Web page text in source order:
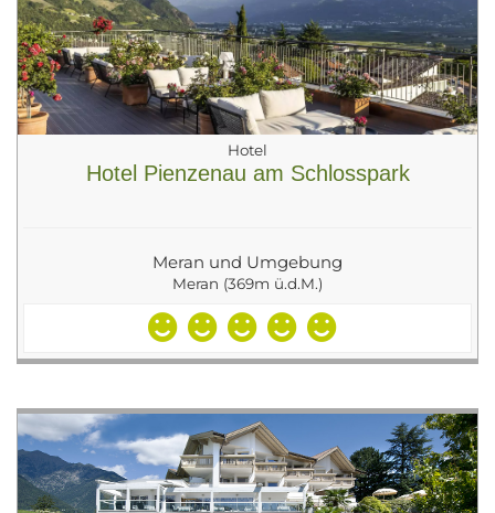
Hotel
Hotel Pienzenau am Schlosspark
Meran und Umgebung
Meran (369m ü.d.M.)